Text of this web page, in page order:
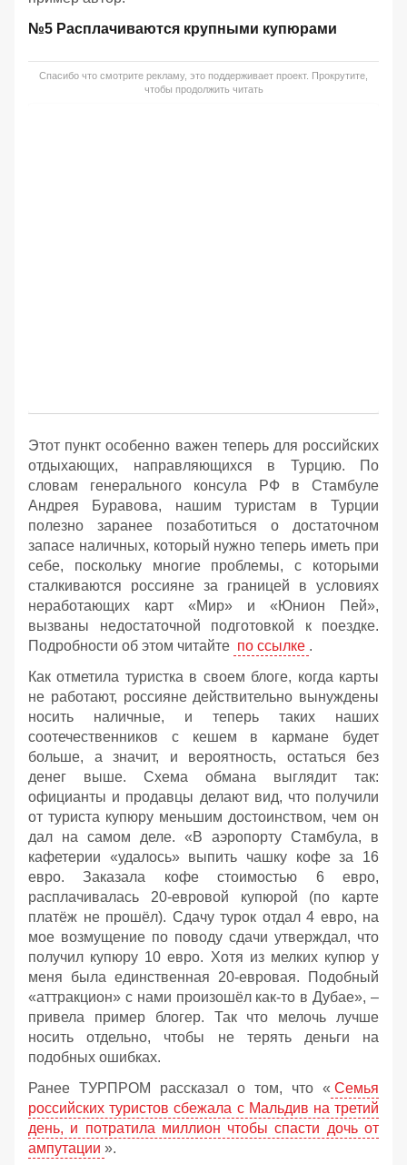
№5 Расплачиваются крупными купюрами
Спасибо что смотрите рекламу, это поддерживает проект. Прокрутите,
чтобы продолжить читать
Этот пункт особенно важен теперь для российских
отдыхающих, направляющихся в Турцию. По
словам генерального консула РФ в Стамбуле
Андрея Буравова, нашим туристам в Турции
полезно заранее позаботиться о достаточном
запасе наличных, который нужно теперь иметь при
себе, поскольку многие проблемы, с которыми
сталкиваются россияне за границей в условиях
неработающих карт «Мир» и «Юнион Пей»,
вызваны недостаточной подготовкой к поездке.
Подробности об этом читайте по ссылке .
Как отметила туристка в своем блоге, когда карты
не работают, россияне действительно вынуждены
носить наличные, и теперь таких наших
соотечественников с кешем в кармане будет
больше, а значит, и вероятность, остаться без
денег выше. Схема обмана выглядит так:
официанты и продавцы делают вид, что получили
от туриста купюру меньшим достоинством, чем он
дал на самом деле. «В аэропорту Стамбула, в
кафетерии «удалось» выпить чашку кофе за 16
евро. Заказала кофе стоимостью 6 евро,
расплачивалась 20-евровой купюрой (по карте
платёж не прошёл). Сдачу турок отдал 4 евро, на
мое возмущение по поводу сдачи утверждал, что
получил купюру 10 евро. Хотя из мелких купюр у
меня была единственная 20-евровая. Подобный
«аттракцион» с нами произошёл как-то в Дубае», –
привела пример блогер. Так что мелочь лучше
носить отдельно, чтобы не терять деньги на
подобных ошибках.
Ранее ТУРПРОМ рассказал о том, что « Семья
российских туристов сбежала с Мальдив на третий
день, и потратила миллион чтобы спасти дочь от
ампутации ».